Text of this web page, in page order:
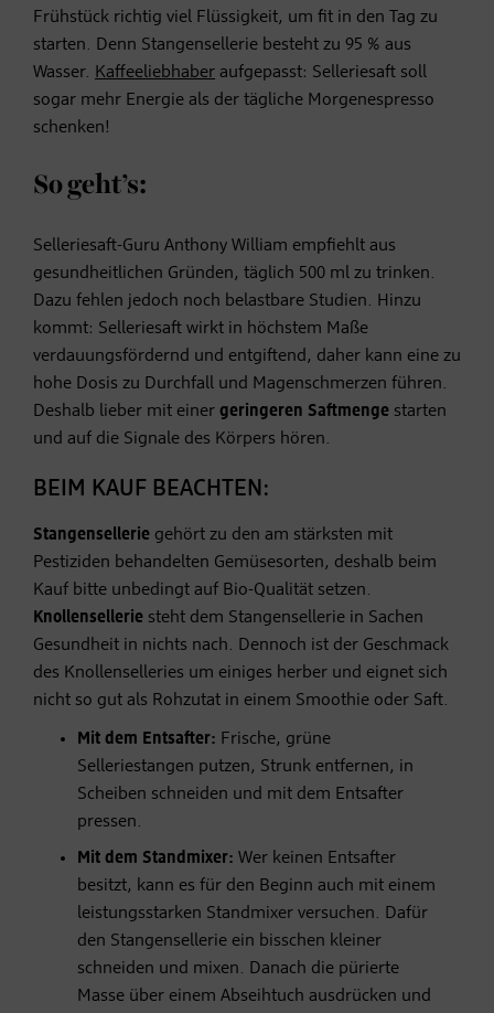
Frühstück richtig viel Flüssigkeit, um fit in den Tag zu
starten. Denn Stangensellerie besteht zu 95 % aus
Wasser. Kaffeeliebhaber aufgepasst: Selleriesaft soll
sogar mehr Energie als der tägliche Morgenespresso
schenken!
So geht’s:
Selleriesaft-Guru Anthony William empfiehlt aus
gesundheitlichen Gründen, täglich 500 ml zu trinken.
Dazu fehlen jedoch noch belastbare Studien. Hinzu
kommt: Selleriesaft wirkt in höchstem Maße
verdauungsfördernd und entgiftend, daher kann eine zu
hohe Dosis zu Durchfall und Magenschmerzen führen.
Deshalb lieber mit einer geringeren Saftmenge starten
und auf die Signale des Körpers hören.
BEIM KAUF BEACHTEN:
Stangensellerie gehört zu den am stärksten mit
Pestiziden behandelten Gemüsesorten, deshalb beim
Kauf bitte unbedingt auf Bio-Qualität setzen.
Knollensellerie steht dem Stangensellerie in Sachen
Gesundheit in nichts nach. Dennoch ist der Geschmack
des Knollenselleries um einiges herber und eignet sich
nicht so gut als Rohzutat in einem Smoothie oder Saft.
Mit dem Entsafter: Frische, grüne
Selleriestangen putzen, Strunk entfernen, in
Scheiben schneiden und mit dem Entsafter
pressen.
Mit dem Standmixer: Wer keinen Entsafter
besitzt, kann es für den Beginn auch mit einem
leistungsstarken Standmixer versuchen. Dafür
den Stangensellerie ein bisschen kleiner
schneiden und mixen. Danach die pürierte
Masse über einem Abseihtuch ausdrücken und